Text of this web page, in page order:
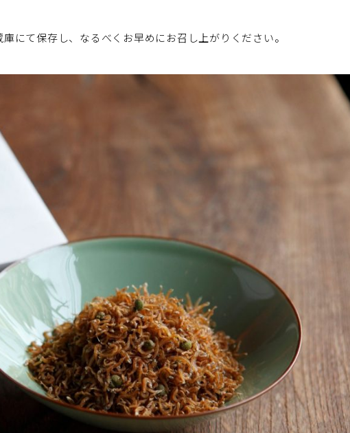
にて保存し、なるべくお早めにお召し上がりください。